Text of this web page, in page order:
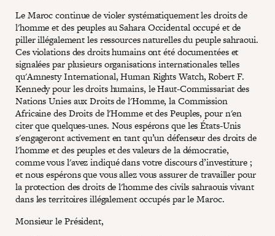
Le Maroc continue de violer systématiquement les droits de
l'homme et des peuples au Sahara Occidental occupé et de
piller illégalement les ressources naturelles du peuple sahraoui.
Ces violations des droits humains ont été documentées et
signalées par plusieurs organisations internationales telles
qu'Amnesty International, Human Rights Watch, Robert F.
Kennedy pour les droits humains, le Haut-Commissariat des
Nations Unies aux Droits de l'Homme, la Commission
Africaine des Droits de l'Homme et des Peuples, pour n'en
citer que quelques-unes. Nous espérons que les États-Unis
s'engageront activement en tant qu’un défenseur des droits de
l'homme et des peuples et des valeurs de la démocratie,
comme vous l'avez indiqué dans votre discours d’investiture ;
et nous espérons que vous allez vous assurer de travailler pour
la protection des droits de l'homme des civils sahraouis vivant
dans les territoires illégalement occupés par le Maroc.
Monsieur le Président,